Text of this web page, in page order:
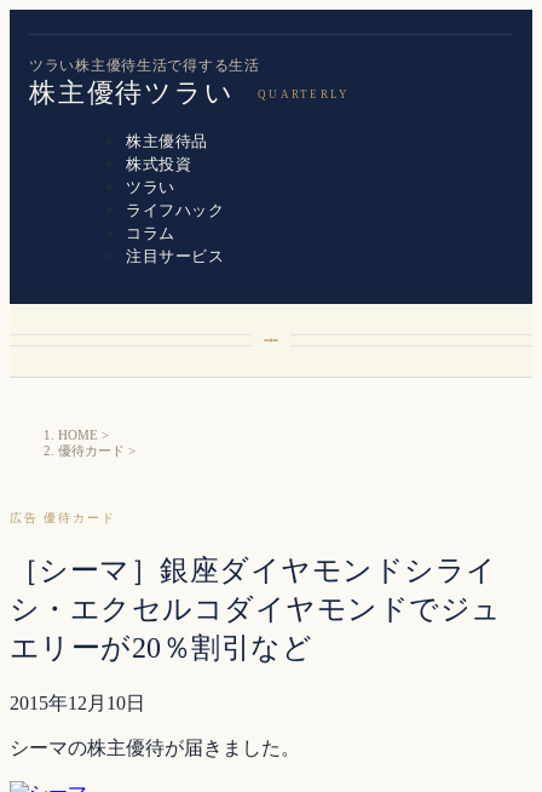
ツラい株主優待生活で得する生活
株主優待ツラい
株主優待品
株式投資
ツラい
ライフハック
コラム
注目サービス
HOME >
優待カード >
広告 優待カード
［シーマ］銀座ダイヤモンドシライ
シ・エクセルコダイヤモンドでジュ
エリーが20％割引など
2015年12月10日
シーマの株主優待が届きました。